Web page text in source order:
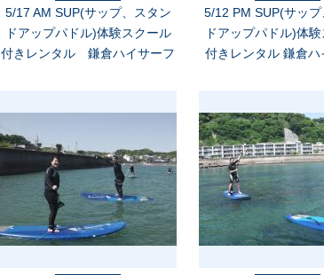
5/17 AM SUP(サップ、スタン
ドアップパドル)体験スクール
付きレンタル 鎌倉ハイサーフ
5/12 PM SUP(サップ
ドアップパドル)体
付きレンタル 鎌倉ハ